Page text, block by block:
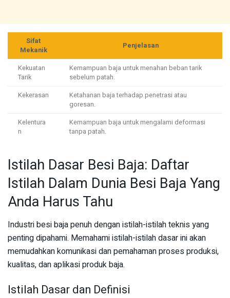
Sifat
Mekanik
Penjelasan
Kekuatan
Tarik
Kemampuan baja untuk menahan beban tarik
sebelum patah.
Kekerasan
Ketahanan baja terhadap penetrasi atau
goresan.
Kelentura
n
Kemampuan baja untuk mengalami deformasi
tanpa patah.
Istilah Dasar Besi Baja: Daftar
Istilah Dalam Dunia Besi Baja Yang
Anda Harus Tahu
Industri besi baja penuh dengan istilah-istilah teknis yang
penting dipahami. Memahami istilah-istilah dasar ini akan
memudahkan komunikasi dan pemahaman proses produksi,
kualitas, dan aplikasi produk baja.
Istilah Dasar dan Definisi